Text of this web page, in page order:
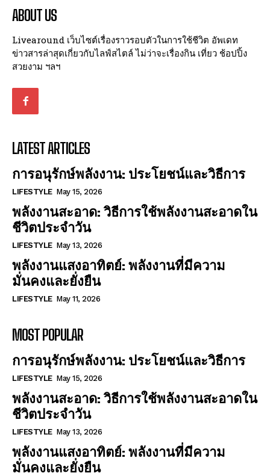
ABOUT US
Livearound เว็บไซต์เรื่องราวรอบตัวในการใช้ชีวิต อัพเดท
ข่าวสารล่าสุดเกี่ยวกับไลฟ์สไตล์ ไม่ว่าจะเรื่องกิน เที่ยว ช้อปปิ้ง
สวยงาม ฯลฯ
LATEST ARTICLES
การอนุรักษ์พลังงาน: ประโยชน์และวิธีการ
LIFESTYLE May 15, 2026
พลังงานสะอาด: วิธีการใช้พลังงานสะอาดใน
ชีวิตประจำวัน
LIFESTYLE May 13, 2026
พลังงานแสงอาทิตย์: พลังงานที่มีความ
มั่นคงและยั่งยืน
LIFESTYLE May 11, 2026
MOST POPULAR
การอนุรักษ์พลังงาน: ประโยชน์และวิธีการ
LIFESTYLE May 15, 2026
พลังงานสะอาด: วิธีการใช้พลังงานสะอาดใน
ชีวิตประจำวัน
LIFESTYLE May 13, 2026
พลังงานแสงอาทิตย์: พลังงานที่มีความ
มั่นคงและยั่งยืน